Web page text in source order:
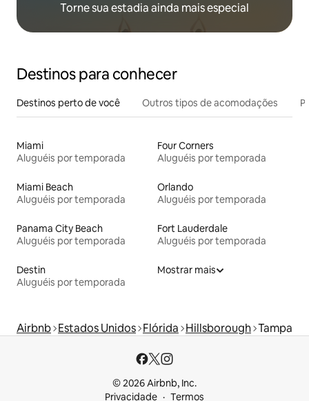
Torne sua estadia ainda mais especial
Destinos para conhecer
Destinos perto de você Outros tipos de acomodações
Miami
Aluguéis por temporada
Four Corners
Aluguéis por temporada
Miami Beach
Aluguéis por temporada
Orlando
Aluguéis por temporada
Panama City Beach
Aluguéis por temporada
Fort Lauderdale
Aluguéis por temporada
Destin
Aluguéis por temporada
Mostrar mais
Airbnb Estados Unidos Flórida Hillsborough Tampa
© 2026 Airbnb, Inc.
Privacidade
Termos